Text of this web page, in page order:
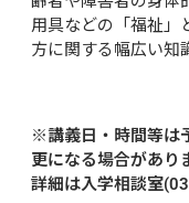
用具などの「福祉」
方に関する幅広い知
※講義日・時間等は
更になる場合があり
詳細は入学相談室